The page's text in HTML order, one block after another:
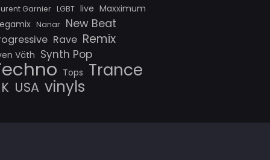
Garnier LGBT live Maxximum
Nanar New Beat
Rave Remix
Väth Synth Pop
Tops Trance
USA vinyls